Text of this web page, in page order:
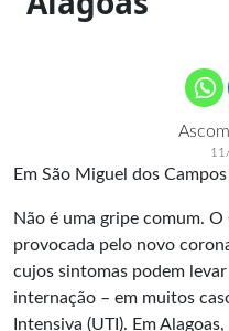
Em São Miguel dos
Não é uma gripe comum.
provocada pelo novo
cujos sintomas podem
internação – em muitos
Intensiva (UTI). Em